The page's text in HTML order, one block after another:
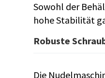
Sowohl der
hohe Stabilität
Robuste
Die